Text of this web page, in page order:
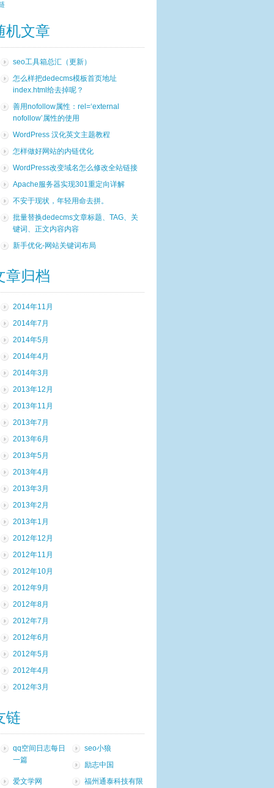
机文章
seo工具箱总汇（更新）
怎么样把dedecms模板首页地址
index.html给去掉呢？
善用nofollow属性：rel=‘external
nofollow’属性的使用
WordPress 汉化英文主题教程
怎样做好网站的内链优化
WordPress改变域名怎么修改全站链接
Apache服务器实现301重定向详解
不安于现状，年轻用命去拼。
批量替换dedecms文章标题、TAG、关
键词、正文内容内容
新手优化-网站关键词布局
章归档
2014年11月
2014年7月
2014年5月
2014年4月
2014年3月
2013年12月
2013年11月
2013年7月
2013年6月
2013年5月
2013年4月
2013年3月
2013年2月
2013年1月
2012年12月
2012年11月
2012年10月
2012年9月
2012年8月
2012年7月
2012年6月
2012年5月
2012年4月
2012年3月
链
qq空间日志每日
一篇
seo小狼
励志中国
爱文学网
福州通泰科技有限